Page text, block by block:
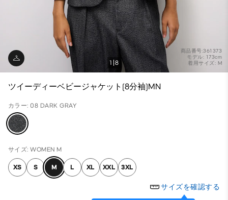
商品番号:361373
モデル: 173cm
着用サイズ: M
1 8
ツイーディーベビージャケット(8分袖)MN
カラー: 08 DARK GRAY
サイズ: WOMEN M
XS S M L XL XXL 3XL
サイズを確認する